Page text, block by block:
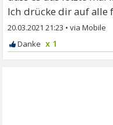
Ich drücke dir auf alle
20.03.2021 21:23 •
x 1